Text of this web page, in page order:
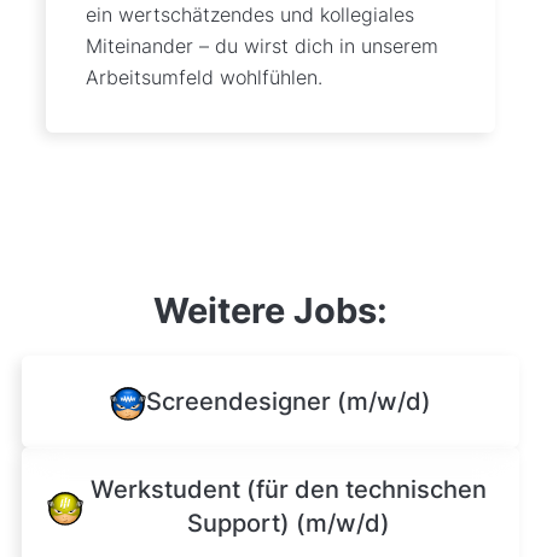
ein wertschätzendes und kollegiales
Miteinander – du wirst dich in unserem
Arbeitsumfeld wohlfühlen.
Weitere Jobs:
Screendesigner (m/w/d)
Werkstudent (für den technischen
Support) (m/w/d)